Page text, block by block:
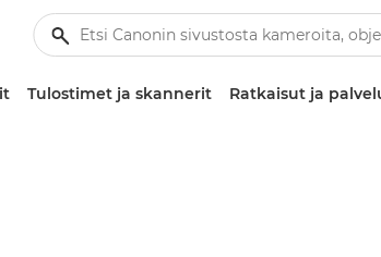
Tulostimet ja skannerit Ratkaisut ja